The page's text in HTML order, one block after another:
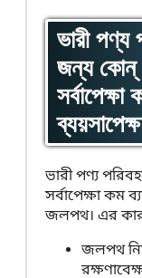
ভারী পণ্য
জন্য কোন্
সর্বাপেক্ষা
ভারী পণ্য
সর্বাপেক্ষা কম
জলপথ। এর
জলপথ